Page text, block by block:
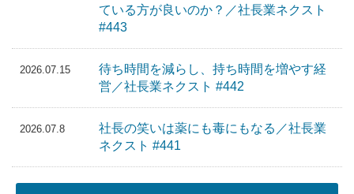
ている方が良いのか？／社長業ネクスト
#443
2026.07.15
待ち時間を減らし、持ち時間を増やす経
営／社長業ネクスト #442
2026.07.8
社長の笑いは薬にも毒にもなる／社長業
ネクスト #441